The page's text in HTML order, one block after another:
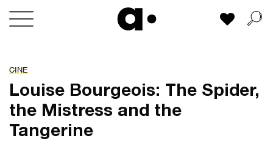
Skip
Mi lista
CINE
Louise Bourgeois: The Spider,
the Mistress and the
Tangerine